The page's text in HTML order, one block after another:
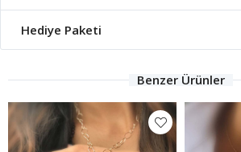
Hediye Paketi
Benzer Ürünler